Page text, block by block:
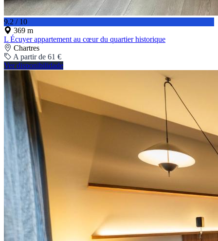
9.2 / 10
369 m
L Écuyer appartement au cœur du quartier historique
Chartres
A partir de 61 €
Ver disponibilidade